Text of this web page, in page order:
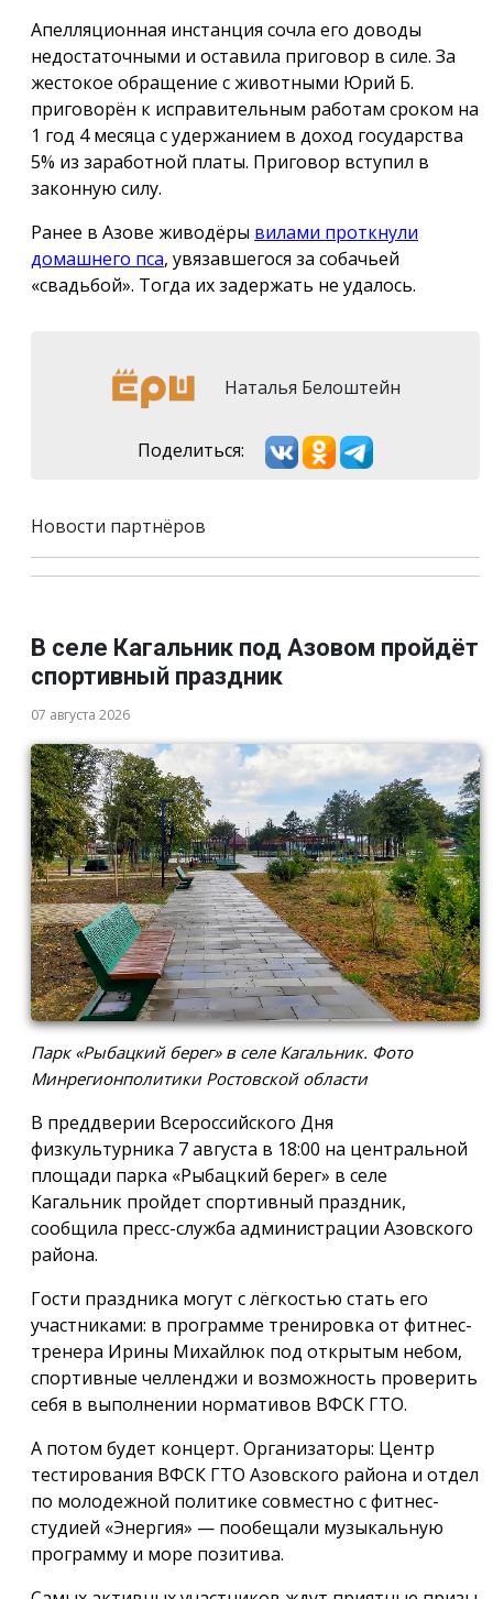
Апелляционная инстанция сочла его доводы
недостаточными и оставила приговор в силе. За
жестокое обращение с животными Юрий Б.
приговорён к исправительным работам сроком на
1 год 4 месяца с удержанием в доход государства
5% из заработной платы. Приговор вступил в
законную силу.
Ранее в Азове живодёры вилами проткнули
домашнего пса, увязавшегося за собачьей
«свадьбой». Тогда их задержать не удалось.
Наталья Белоштейн
Поделиться:
Новости партнёров
В селе Кагальник под Азовом пройдёт
спортивный праздник
07 августа 2026
Парк «Рыбацкий берег» в селе Кагальник. Фото
Минрегионполитики Ростовской области
В преддверии Всероссийского Дня
физкультурника 7 августа в 18:00 на центральной
площади парка «Рыбацкий берег» в селе
Кагальник пройдет спортивный праздник,
сообщила пресс-служба администрации Азовского
района.
Гости праздника могут с лёгкостью стать его
участниками: в программе тренировка от фитнес-
тренера Ирины Михайлюк под открытым небом,
спортивные челленджи и возможность проверить
себя в выполнении нормативов ВФСК ГТО.
А потом будет концерт. Организаторы: Центр
тестирования ВФСК ГТО Азовского района и отдел
по молодежной политике совместно с фитнес-
студией «Энергия» — пообещали музыкальную
программу и море позитива.